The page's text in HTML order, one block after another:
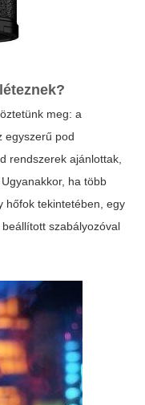
meg: a
egyszerű pod
rendszerek ajánlottak,
ha több
hőfok tekintetében, egy
szabályozóval